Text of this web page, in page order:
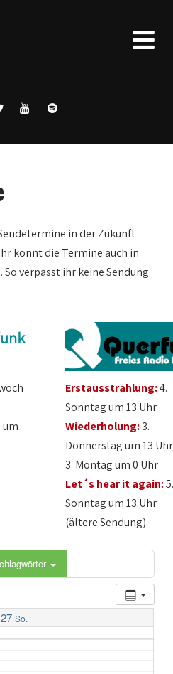
in der Zukunft
könnt die Termine auch in
verpasst ihr keine Sendung
um
Erstausstrahlung:4.
Sonntag um 13 Uhr
Wiederholung:3.
Donnerstag um 13
3. Montag um 0 Uhr
Let´s hear it again:
Sonntag um 13 Uhr
(ältere Sendung)
27 So.